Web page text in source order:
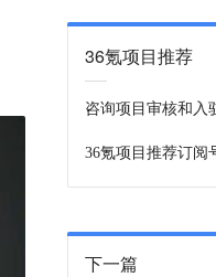
36氪项目推荐
咨询项目审核和入
36氪项目推荐订阅
下一篇